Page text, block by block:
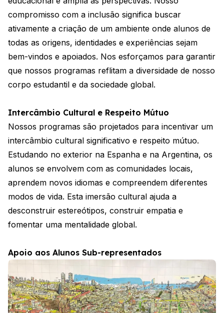
compromisso com a inclusão significa buscar
ativamente a criação de um ambiente onde alunos de
todas as origens, identidades e experiências sejam
bem-vindos e apoiados. Nos esforçamos para garantir
que nossos programas reflitam a diversidade de nosso
corpo estudantil e da sociedade global.
Intercâmbio Cultural e Respeito Mútuo
Nossos programas são projetados para incentivar um
intercâmbio cultural significativo e respeito mútuo.
Estudando no exterior na Espanha e na Argentina, os
alunos se envolvem com as comunidades locais,
aprendem novos idiomas e compreendem diferentes
modos de vida. Esta imersão cultural ajuda a
desconstruir estereótipos, construir empatia e
fomentar uma mentalidade global.
Apoio aos Alunos Sub-representados